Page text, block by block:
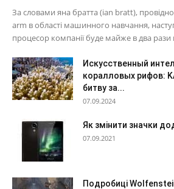
За словами яна братта (ian bratt),
arm в області машинного навчання,
процесор компанії буде майже в два
Искусственный
коралловых рифов:
битву за...
07.09.2024
Як змінити значки
07.09.2021
Подробиці